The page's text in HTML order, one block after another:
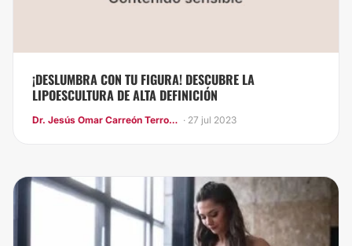
¡DESLUMBRA CON TU FIGURA! DESCUBRE LA
LIPOESCULTURA DE ALTA DEFINICIÓN
Dr. Jesús Omar Carreón Terrones · 27 jul 2023